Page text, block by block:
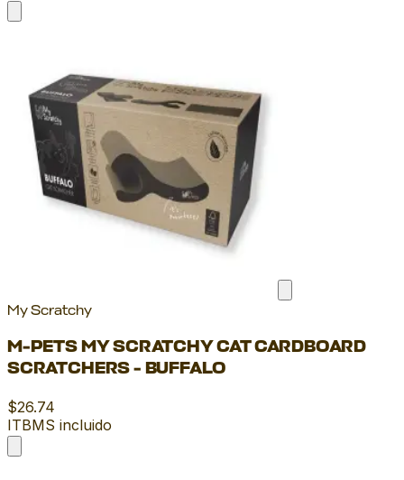
My Scratchy
M-PETS MY SCRATCHY CAT CARDBOARD
SCRATCHERS - BUFFALO
$26.74
ITBMS incluido